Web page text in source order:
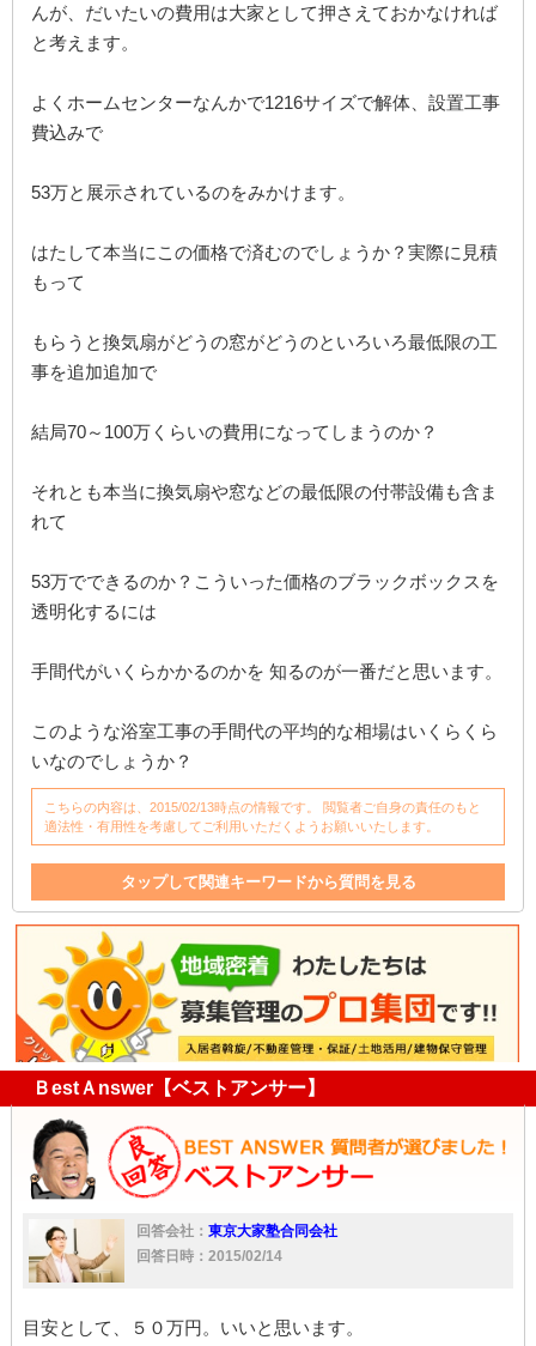
んが、だいたいの費用は大家として押さえておかなければ
と考えます。
よくホームセンターなんかで1216サイズで解体、設置工事
費込みで
53万と展示されているのをみかけます。
はたして本当にこの価格で済むのでしょうか？実際に見積
もって
もらうと換気扇がどうの窓がどうのといろいろ最低限の工
事を追加追加で
結局70～100万くらいの費用になってしまうのか？
それとも本当に換気扇や窓などの最低限の付帯設備も含ま
れて
53万でできるのか？こういった価格のブラックボックスを
透明化するには
手間代がいくらかかるのかを 知るのが一番だと思います。
このような浴室工事の手間代の平均的な相場はいくらくら
いなのでしょうか？
こちらの内容は、2015/02/13時点の情報です。 閲覧者ご自身の責任のもと
適法性・有用性を考慮してご利用いただくようお願いいたします。
タップして関連キーワードから質問を見る
リフォーム 設備 大家 家 工事 ネット
相場
ドア
解体 交換 利回り
ＢestＡnswer【ベストアンサー】
回答会社： 東京大家塾合同会社
回答日時：2015/02/14
目安として、５０万円。いいと思います。